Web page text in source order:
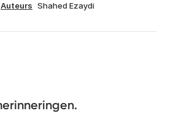
Auteurs Shahed Ezaydi